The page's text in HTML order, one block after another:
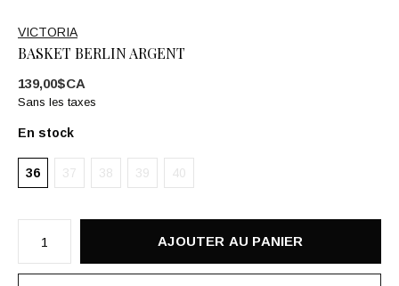
VICTORIA
BASKET BERLIN ARGENT
139,00$CA
Sans les taxes
En stock
36 37 38 39 40
AJOUTER AU PANIER